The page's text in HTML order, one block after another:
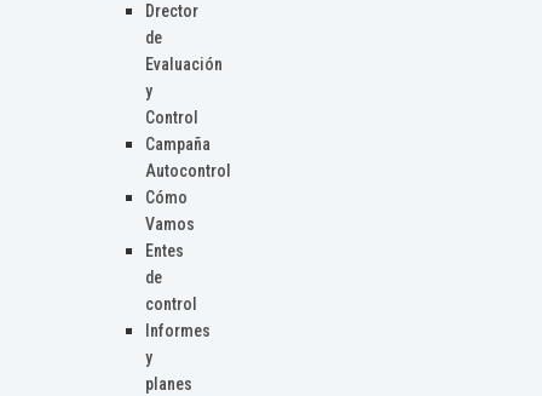
Drector
de
Evaluación
y
Control
Campaña
Autocontrol
Cómo
Vamos
Entes
de
control
Informes
y
planes